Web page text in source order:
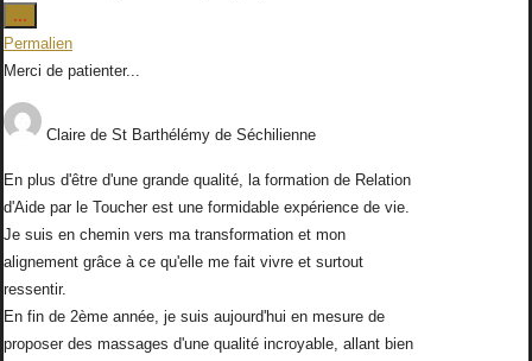
...
cette
boîte
méta.
Permalien
Merci de patienter...
Claire de St Barthélémy de Séchilienne
En plus d'être d'une grande qualité, la formation de Relation
d'Aide par le Toucher est une formidable expérience de vie.
Je suis en chemin vers ma transformation et mon
alignement grâce à ce qu'elle me fait vivre et surtout
ressentir.
En fin de 2ème année, je suis aujourd'hui en mesure de
proposer des massages d'une qualité incroyable, allant bien